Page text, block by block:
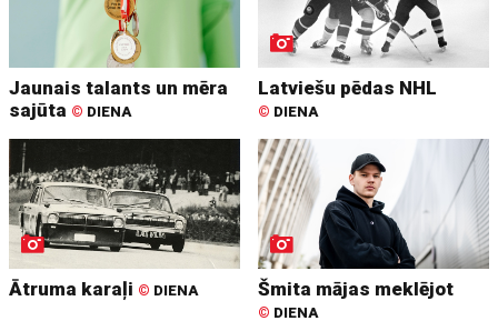
Jaunais talants un mēra
sajūta © DIENA
Latviešu pēdas NHL
© DIENA
Ātruma karaļi © DIENA Šmita mājas meklējot
© DIENA